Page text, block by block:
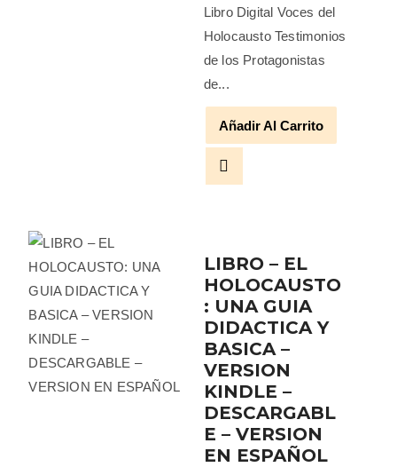
Libro Digital Voces del
Holocausto Testimonios
de los Protagonistas
de...
Añadir Al Carrito
LIBRO – EL
HOLOCAUSTO
: UNA GUIA
DIDACTICA Y
BASICA –
VERSION
KINDLE –
DESCARGABL
E – VERSION
EN ESPAÑOL